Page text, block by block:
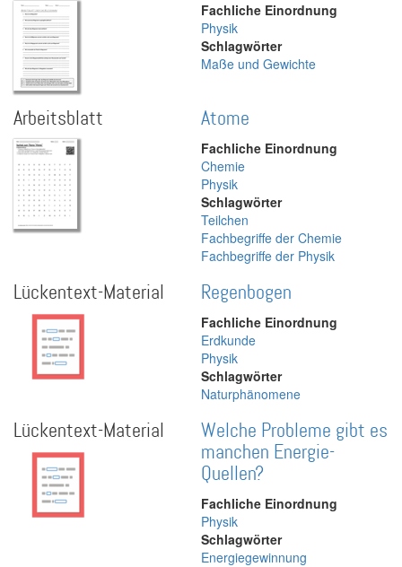
Fachliche Einordnung
Physik
Schlagwörter
Maße und Gewichte
Arbeitsblatt Atome
Fachliche Einordnung
Chemie
Physik
Schlagwörter
Teilchen
Fachbegriffe der Chemie
Fachbegriffe der Physik
Lückentext-Material Regenbogen
Fachliche Einordnung
Erdkunde
Physik
Schlagwörter
Naturphänomene
Lückentext-Material
Welche Probleme gibt es
manchen Energie-
Quellen?
Fachliche Einordnung
Physik
Schlagwörter
Energiegewinnung